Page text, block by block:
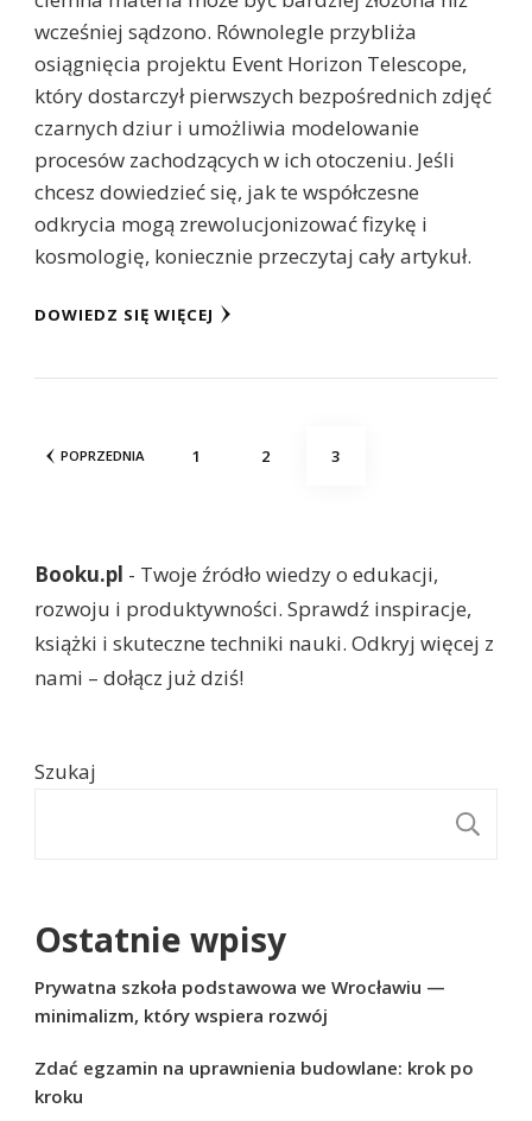
wcześniej sądzono. Równolegle przybliża
osiągnięcia projektu Event Horizon Telescope,
który dostarczył pierwszych bezpośrednich zdjęć
czarnych dziur i umożliwia modelowanie
procesów zachodzących w ich otoczeniu. Jeśli
chcesz dowiedzieć się, jak te współczesne
odkrycia mogą zrewolucjonizować fizykę i
kosmologię, koniecznie przeczytaj cały artykuł.
DOWIEDZ SIĘ WIĘCEJ
Stronicowanie
POPRZEDNIA STRONA
1 STRONA
2 STRONA
3
Booku.pl - Twoje źródło wiedzy o edukacji,
rozwoju i produktywności. Sprawdź inspiracje,
książki i skuteczne techniki nauki. Odkryj więcej z
nami – dołącz już dziś!
Szukaj
Ostatnie wpisy
Prywatna szkoła podstawowa we Wrocławiu —
minimalizm, który wspiera rozwój
Zdać egzamin na uprawnienia budowlane: krok po
kroku